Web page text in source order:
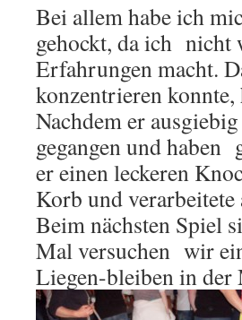
Bei allem habe ich
gehockt, da ich nicht
Erfahrungen macht.
konzentrieren konnte,
Nachdem er
gegangen und haben
er einen leckeren
Korb und
Beim nächsten Spiel
Mal versuchen wir
Liegen-bleiben in der